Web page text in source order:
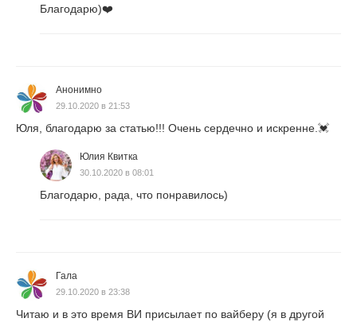
Благодарю)❤️
Анонимно
29.10.2020 в 21:53
Юля, благодарю за статью!!! Очень сердечно и искренне.💓
Юлия Квитка
30.10.2020 в 08:01
Благодарю, рада, что понравилось)
Гала
29.10.2020 в 23:38
Читаю и в это время ВИ присылает по вайберу (я в другой